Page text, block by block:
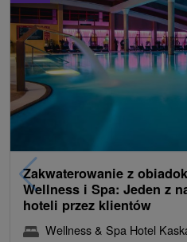
Zakwaterowanie z
Wellness i Spa: Jeden z
hoteli przez klientów
Wellness & Spa Hotel